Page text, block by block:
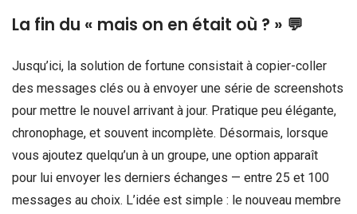
La fin du « mais on en était où ? » 💬
Jusqu’ici, la solution de fortune consistait à copier-coller
des messages clés ou à envoyer une série de screenshots
pour mettre le nouvel arrivant à jour. Pratique peu élégante,
chronophage, et souvent incomplète. Désormais, lorsque
vous ajoutez quelqu’un à un groupe, une option apparaît
pour lui envoyer les derniers échanges — entre 25 et 100
messages au choix. L’idée est simple : le nouveau membre